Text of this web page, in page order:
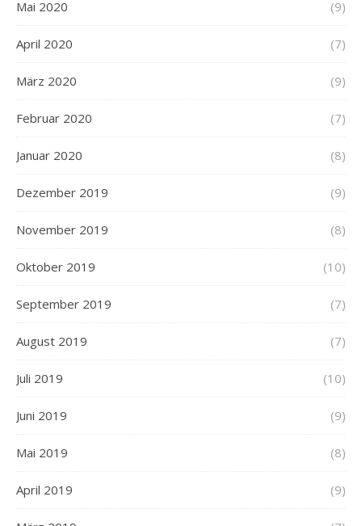
Mai 2020 (9)
April 2020 (7)
März 2020 (9)
Februar 2020 (7)
Januar 2020 (8)
Dezember 2019 (9)
November 2019 (8)
Oktober 2019 (10)
September 2019 (7)
August 2019 (7)
Juli 2019 (10)
Juni 2019 (9)
Mai 2019 (8)
April 2019 (9)